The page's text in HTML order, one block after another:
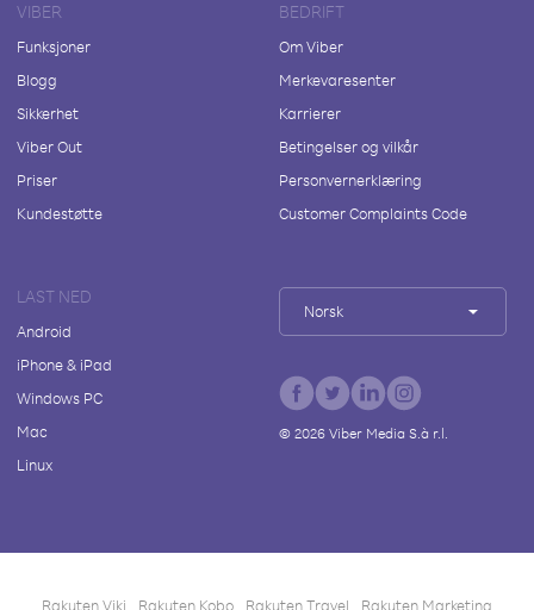
VIBER
Funksjoner
Blogg
Sikkerhet
Viber Out
Priser
Kundestøtte
BEDRIFT
Om Viber
Merkevaresenter
Karrierer
Betingelser og vilkår
Personvernerklæring
Customer Complaints Code
LAST NED
Android
iPhone & iPad
Windows PC
Mac
Linux
Norsk
© 2026Viber Media S.à r.l.
Rakuten Viki Rakuten Kobo Rakuten Travel Rakuten Marketing